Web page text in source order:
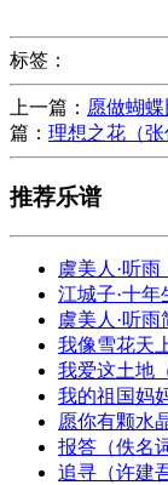
标签：
上一篇： 愿做蝴蝶
篇： 理想之花（张
推荐乐谱
虞美人·听雨
江城子·十年
虞美人·听雨
我像雪花天
我爱这土地
我的祖国妈
愿你有颗水
报答（佚名
追寻（许建